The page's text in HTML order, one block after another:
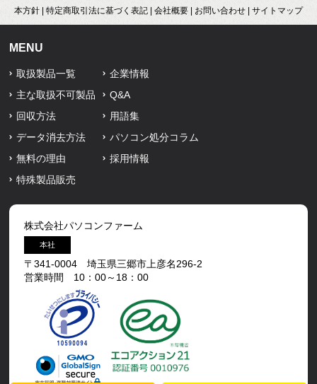
本方針
特定商取引法に基づく表記 会社概要 お問い合わせ サイトマップ
MENU
取扱製品一覧
主な取扱不可製品
回収方法
データ消去方法
無料の理由
特殊製品販売
企業情報
Q&A
用語集
パソコン処分コラム
採用情報
株式会社パソコンファーム
本社
〒341-0004 埼玉県三郷市上彦名296-2
営業時間 10：00～18：00